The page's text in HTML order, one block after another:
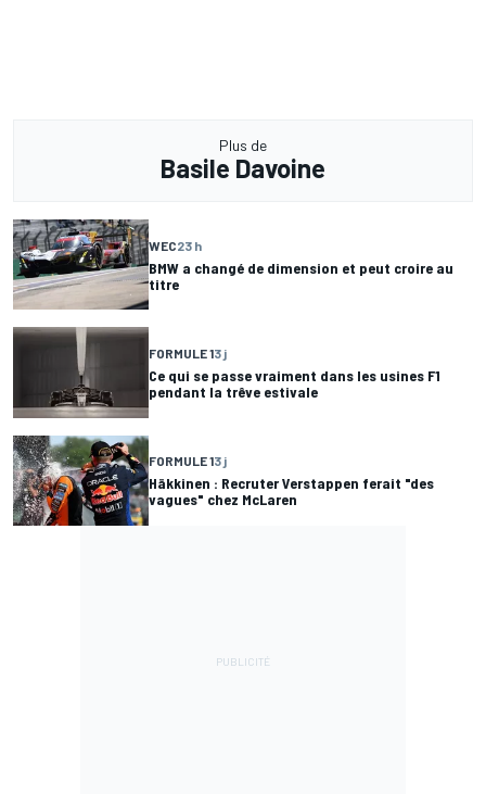
Plus de
Basile Davoine
WEC23 h
BMW a changé de dimension et peut croire au
titre
FORMULE 13 j
Ce qui se passe vraiment dans les usines F1
pendant la trêve estivale
FORMULE 13 j
Häkkinen : Recruter Verstappen ferait "des
vagues" chez McLaren